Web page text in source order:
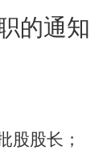
的通知
股股长 ；